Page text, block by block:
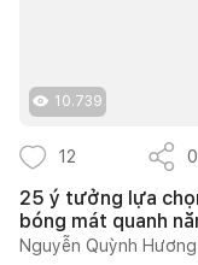
10.739
12 0
25 ý tưởng lựa
bóng mát quanh
Nguyễn Quỳnh Hương